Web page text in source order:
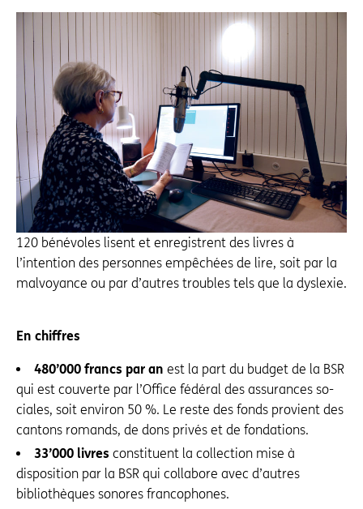
120 bénévoles lisent et enregistrent des livres à
l’intention des personnes empêchées de lire, soit par la
malvoyance ou par d’autres troubles tels que la dyslexie.
En chiffres
480’000 francs par an est la part du budget de la BSR
qui est couverte par l’Office fédéral des assurances so­
ciales, soit environ 50 %. Le reste des fonds provient des
cantons romands, de dons privés et de fondations.
33’000 livres constituent la collec­tion mise à
disposition par la BSR qui collabore avec d’autres
bibliothèques sonores francophones.